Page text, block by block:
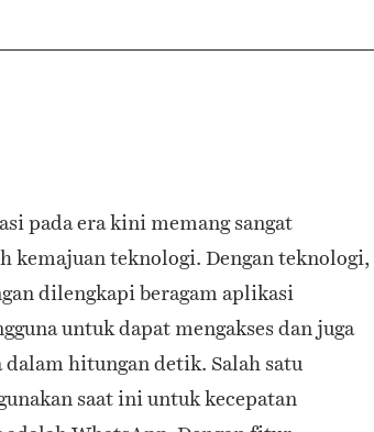
pada era kini memang sangat
kemajuan teknologi. Dengan teknologi,
dilengkapi beragam aplikasi
untuk dapat mengakses dan juga
hitungan detik. Salah satu
saat ini untuk kecepatan